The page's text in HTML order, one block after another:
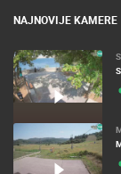
NAJNOVIJE KAMERE